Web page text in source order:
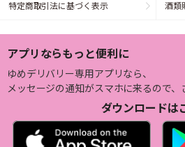
特定商取引法に基づく表示 酒類
アプリならもっと便利に
ゆめデリバリー専用アプリなら、
メッセージの通知がスマホに来るので、
ダウンロードは